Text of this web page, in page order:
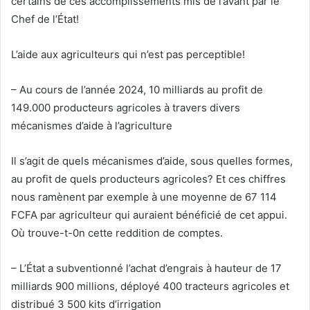
Chef de l’État!
L’aide aux agriculteurs qui n’est pas perceptible!
– Au cours de l’année 2024, 10 milliards au profit de
149.000 producteurs agricoles à travers divers
mécanismes d’aide à l’agriculture
Il s’agit de quels mécanismes d’aide, sous quelles formes,
au profit de quels producteurs agricoles? Et ces chiffres
nous ramènent par exemple à une moyenne de 67 114
FCFA par agriculteur qui auraient bénéficié de cet appui.
Où trouve-t-0n cette reddition de comptes.
– L’État a subventionné l’achat d’engrais à hauteur de 17
milliards 900 millions, déployé 400 tracteurs agricoles et
distribué 3 500 kits d’irrigation